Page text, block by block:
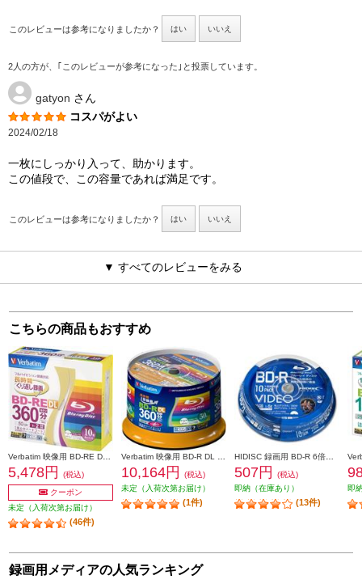
このレビューは参考になりましたか？ はい いいえ
2人の方が、｢このレビューが参考になった｣と投票しています。
gatyon さん
コスパがよい
2024/02/18
一枚にしっかり入って、助かります。
この値段で、この容量であれば満足です。
このレビューは参考になりましたか？ はい いいえ
▼ すべてのレビューをみる
こちらの商品もおすすめ
Verbatim 映像用 BD-RE DL 2倍速 10枚 インクジェット対応ワイド VBE260NP10V1
5,478円
(税込)
クーポン
未定（入荷次第お届け）
(46件)
Verbatim 映像用 BD-R DL 6倍速 50枚 インクジェット対応ワイド VBR260RP50SV1
10,164円
(税込)
未定（入荷次第お届け）
(1件)
HIDISC 録画用 BD-R 6倍速 10枚 インクジェットプリンタ対応 ホワイトワイドプリンタブル VVVBR25JP10
507円
(税込)
即納（在庫あり）
(13件)
即
録画用メディアの人気ランキング